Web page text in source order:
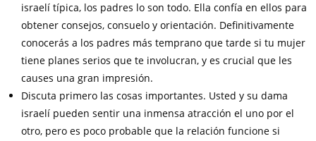
israelí típica, los padres lo son todo. Ella confía en ellos para
obtener consejos, consuelo y orientación. Definitivamente
conocerás a los padres más temprano que tarde si tu mujer
tiene planes serios que te involucran, y es crucial que les
causes una gran impresión.
Discuta primero las cosas importantes. Usted y su dama
israelí pueden sentir una inmensa atracción el uno por el
otro, pero es poco probable que la relación funcione si